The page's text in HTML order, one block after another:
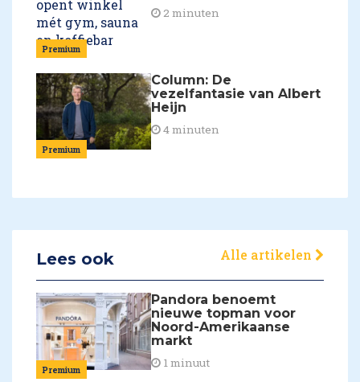
Premium
2 minuten
Premium
Column: De
vezelfantasie van Albert
Heijn
4 minuten
Lees ook Alle artikelen
Premium
Pandora benoemt
nieuwe topman voor
Noord-Amerikaanse
markt
1 minuut